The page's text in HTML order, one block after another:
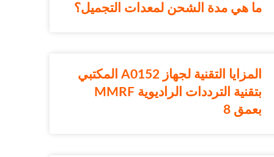
ما هي مدة الشحن لمعدات التجميل؟
المزايا التقنية لجهاز A0152 المكتبي
بتقنية الترددات الراديوية MMRF
بعمق 8